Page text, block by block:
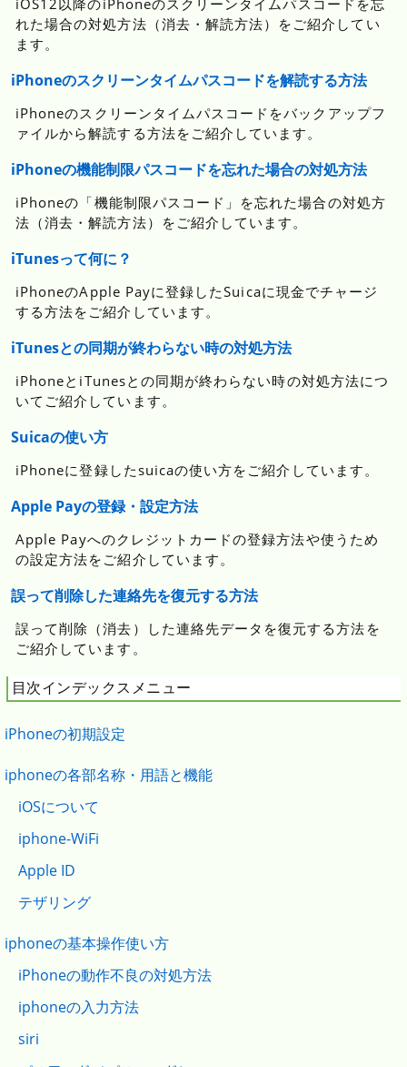
iOS12以降のiPhoneのスクリーンタイムパスコードを忘
れた場合の対処方法（消去・解読方法）をご紹介してい
ます。
iPhoneのスクリーンタイムパスコードを解読する方法
iPhoneのスクリーンタイムパスコードをバックアップフ
ァイルから解読する方法をご紹介しています。
iPhoneの機能制限パスコードを忘れた場合の対処方法
iPhoneの「機能制限パスコード」を忘れた場合の対処方
法（消去・解読方法）をご紹介しています。
iTunesって何に？
iPhoneのApple Payに登録したSuicaに現金でチャージ
する方法をご紹介しています。
iTunesとの同期が終わらない時の対処方法
iPhoneとiTunesとの同期が終わらない時の対処方法につ
いてご紹介しています。
Suicaの使い方
iPhoneに登録したsuicaの使い方をご紹介しています。
Apple Payの登録・設定方法
Apple Payへのクレジットカードの登録方法や使うため
の設定方法をご紹介しています。
誤って削除した連絡先を復元する方法
誤って削除（消去）した連絡先データを復元する方法を
ご紹介しています。
目次インデックスメニュー
iPhoneの初期設定
iphoneの各部名称・用語と機能
iOSについて
iphone-WiFi
Apple ID
テザリング
iphoneの基本操作使い方
iPhoneの動作不良の対処方法
iphoneの入力方法
siri